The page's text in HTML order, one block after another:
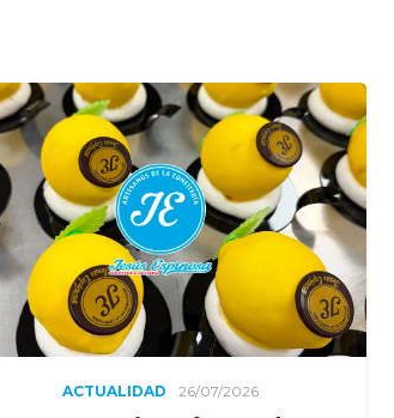
ACTUALIDAD